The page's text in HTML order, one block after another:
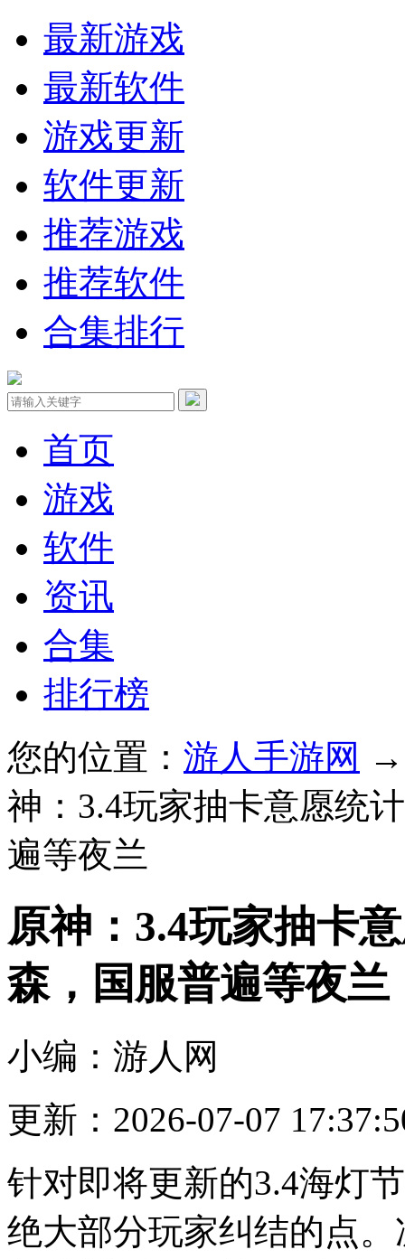
最新游戏
最新软件
游戏更新
软件更新
推荐游戏
推荐软件
合集排行
首页
游戏
软件
资讯
合集
排行榜
您的位置： 游人手游网
神：3.4玩家抽卡意愿统
遍等夜兰
原神：3.4玩家抽卡
森，国服普遍等夜兰
小编：游人网
更新：2026-07-07
针对即将更新的3.4海灯
绝大部分玩家纠结的点